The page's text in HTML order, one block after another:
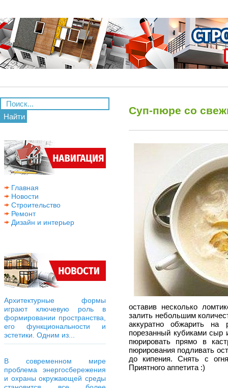
Найти
Главная
Новости
Строительство
Ремонт
Дизайн и интерьер
Архитектурные формы
играют ключевую роль в
формировании пространства,
его функциональности и
эстетики. Одним из...
В современном мире
проблема энергосбережения
и охраны окружающей среды
Суп-пюре со
оставив несколько
залить небольшим
аккуратно обжарить на
порезанный кубиками сыр
пюрировать прямо в
пюрирования подливать
до кипения. Снять с
Приятного аппетита :)